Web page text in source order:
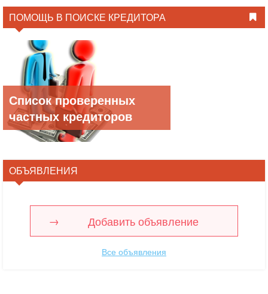
ПОМОЩЬ В ПОИСКЕ КРЕДИТОРА
Список проверенных
частных кредиторов
ОБЪЯВЛЕНИЯ
Добавить объявление
Все объявления